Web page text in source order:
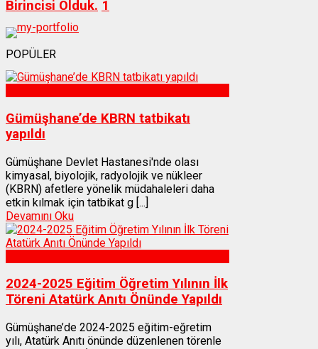
Birincisi Olduk. 1
POPÜLER
Gümüşhane’de KBRN tatbikatı
yapıldı
Gümüşhane Devlet Hastanesi'nde olası
kimyasal, biyolojik, radyolojik ve nükleer
(KBRN) afetlere yönelik müdahaleleri daha
etkin kılmak için tatbikat g [...]
Devamını Oku
2024-2025 Eğitim Öğretim Yılının İlk
Töreni Atatürk Anıtı Önünde Yapıldı
Gümüşhane’de 2024-2025 eğitim-eğretim
yılı, Atatürk Anıtı önünde düzenlenen törenle